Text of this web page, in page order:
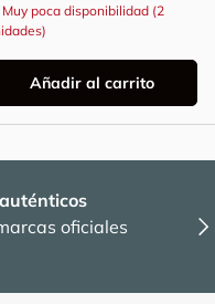
Muy poca disponibilidad (2
Añadir al carrito
oficiales